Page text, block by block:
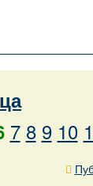
7 8 9 10